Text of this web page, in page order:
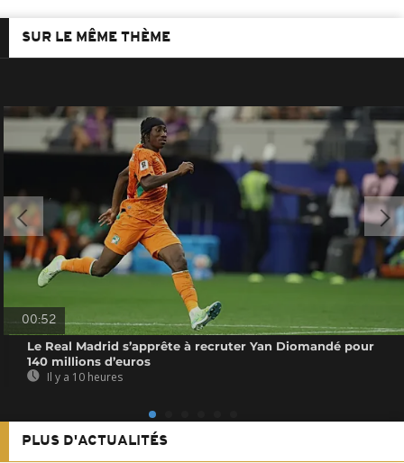
SUR LE MÊME THÈME
00:52
Le Real Madrid s’apprête à recruter Yan Diomandé pour
140 millions d’euros
Il y a 10 heures
PLUS D'ACTUALITÉS